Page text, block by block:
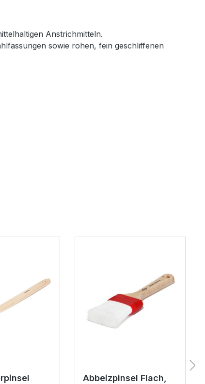
Anstrichmitteln.
sowie rohen, fein geschliffenen
Abbeizpinsel Flach,